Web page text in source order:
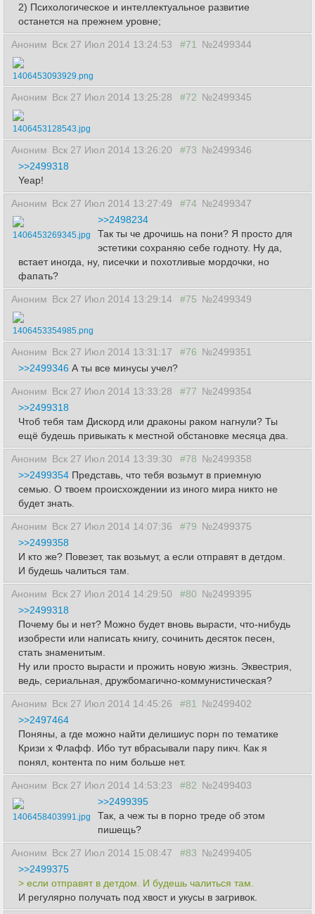
2) Психологическое и интеллектуальное развитие
останется на прежнем уровне;
Аноним Вск 27 Июл 2014 13:24:53 #71 №2499344
1406453093929.png
Аноним Вск 27 Июл 2014 13:25:28 #72 №2499345
1406453128543.jpg
Аноним Вск 27 Июл 2014 13:26:20 #73 №2499346
>>2499318
Yeap!
Аноним Вск 27 Июл 2014 13:27:49 #74 №2499347
1406453269345.jpg
>>2498234
Так ты че дрочишь на пони? Я просто для
эстетики сохраняю себе годноту. Ну да,
встает иногда, ну, писечки и похотливые мордочки, но
фапать?
Аноним Вск 27 Июл 2014 13:29:14 #75 №2499349
1406453354985.png
Аноним Вск 27 Июл 2014 13:31:17 #76 №2499351
>>2499346 А ты все минусы учел?
Аноним Вск 27 Июл 2014 13:33:28 #77 №2499354
>>2499318
Чтоб тебя там Дискорд или драконы раком нагнули? Ты
ещё будешь привыкать к местной обстановке месяца два.
Аноним Вск 27 Июл 2014 13:39:30 #78 №2499358
>>2499354 Представь, что тебя возьмут в приемную
семью. О твоем происхождении из иного мира никто не
будет знать.
Аноним Вск 27 Июл 2014 14:07:36 #79 №2499375
>>2499358
И кто же? Повезет, так возьмут, а если отправят в детдом.
И будешь чалиться там.
Аноним Вск 27 Июл 2014 14:29:50 #80 №2499395
>>2499318
Почему бы и нет? Можно будет вновь вырасти, что-нибудь
изобрести или написать книгу, сочинить десяток песен,
стать знаменитым.
Ну или просто вырасти и прожить новую жизнь. Эквестрия,
ведь, сериальная, дружбомагично-коммунистическая?
Аноним Вск 27 Июл 2014 14:45:26 #81
№2499402
>>2497464
Поняны, а где можно найти делишиус порн по тематике
Кризи х Флафф. Ибо тут вбрасывали пару пикч. Как я
понял, контента по ним больше нет.
Аноним Вск 27 Июл 2014 14:53:23 #82 №2499403
1406458403991.jpg
>>2499395
Так, а чеж ты в порно треде об этом
пишещь?
Аноним Вск 27 Июл 2014 15:08:47 #83 №2499405
>>2499375
> если отправят в детдом. И будешь чалиться там.
И регулярно получать под хвост и укусы в загривок.